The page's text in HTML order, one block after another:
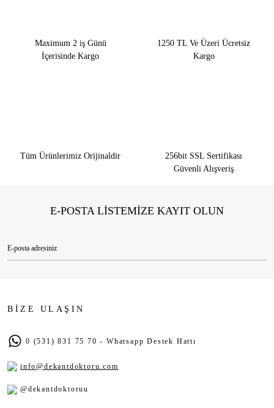
Maximum 2 iş Günü
İçerisinde Kargo
1250 TL Ve Üzeri Ücretsiz
Kargo
Tüm Ürünlerimiz Orijinaldir
256bit SSL Sertifikası
Güvenli Alışveriş
E-POSTA LİSTEMİZE KAYIT OLUN
BİZE ULAŞIN
0 (531) 831 75 70 - Whatsapp Destek Hattı
info@dekantdoktoru.com
@dekantdoktoruu